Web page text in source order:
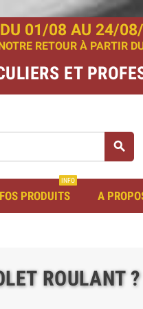
DU 01/08 AU 24/
RETOUR À PARTIR
ET
search
PRODUITS
INFO
A
ROULANT ?